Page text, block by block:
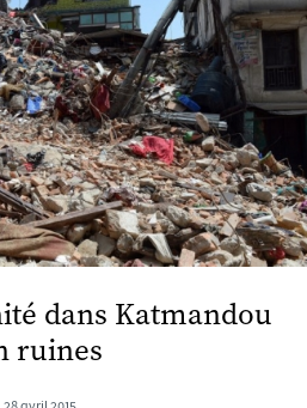
dans Katmandou
ruines